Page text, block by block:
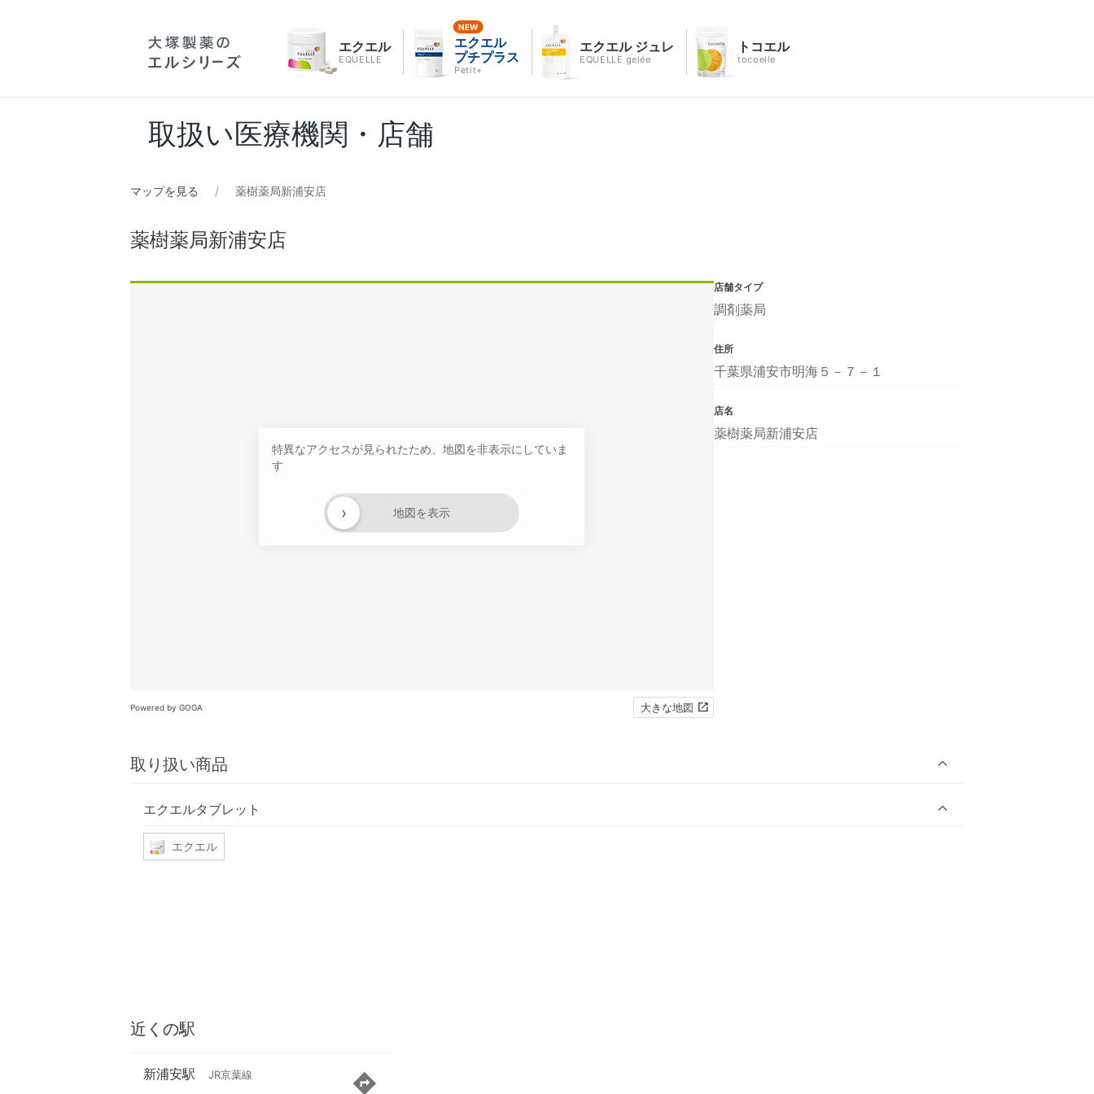
エクエル
EQUELLE
エクエル
プチプラス
Petit+
エクエル ジュレ
EQUELLE gelée
トコエル
tocoelle
取扱い医療機関・店舗
マップを見る 薬樹薬局新浦安店
薬樹薬局新浦安店
特異なアクセスが見られたため、地図を非表示にしていま
す
地図を表示
›
Powered by GOGA 大きな地図
取り扱い商品
エクエルタブレット
エクエル
店舗タイプ
調剤薬局
住所
千葉県浦安市明海５－７－１
店名
薬樹薬局新浦安店
近くの駅
新浦安駅 JR京葉線